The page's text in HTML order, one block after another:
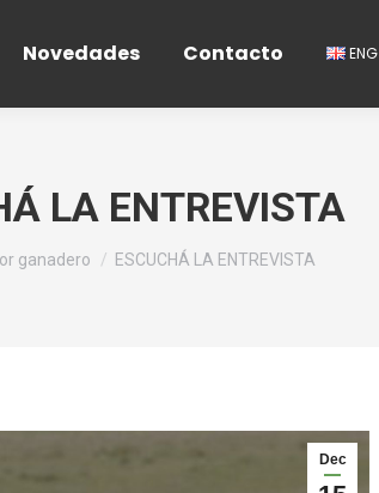
Novedades Contacto ENG
LA ENTREVISTA
ganadero ESCUCHÁ LA ENTREVISTA
Dec